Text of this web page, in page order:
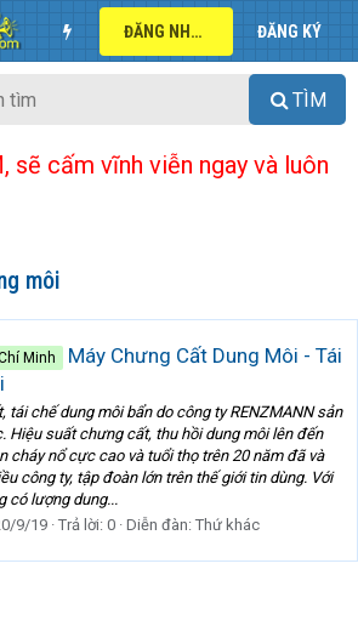
ĐĂNG NHẬP ĐĂNG KÝ
TÌM
sẽ cấm vĩnh viễn ngay và luôn
môi
Minh
Máy Chưng Cất Dung Môi - Tái
tái chế dung môi bẩn do công ty RENZMANN sản
Hiệu suất chưng cất, thu hồi dung môi lên đến
cháy nổ cực cao và tuổi thọ trên 20 năm đã và
công ty, tập đoàn lớn trên thế giới tin dùng. Với
có lượng dung...
9/19 Trả lời: 0 Diễn đàn: Thứ khác